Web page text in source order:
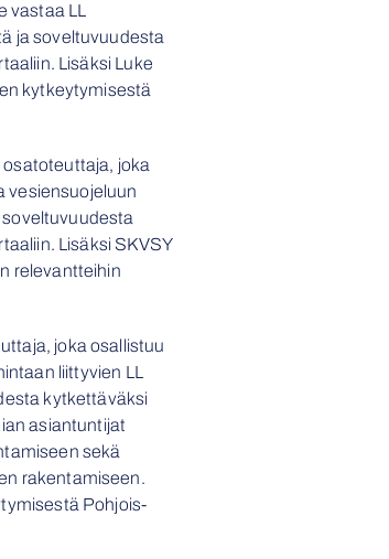
vastaa LL
ja soveltuvuudesta
Lisäksi Luke
kytkeytymisestä
osatoteuttaja, joka
vesiensuojeluun
Lisäksi SKVSY
relevantteihin
joka osallistuu
liittyvien LL
kytkettäväksi
asiantuntijat
sekä
rakentamiseen.
Pohjois-